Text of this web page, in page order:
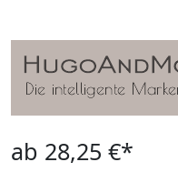
ab 28,25 €*